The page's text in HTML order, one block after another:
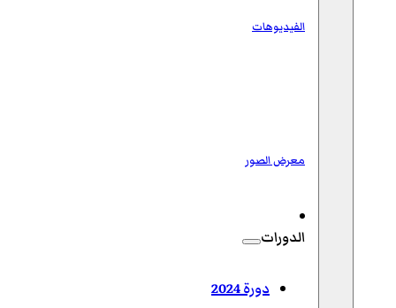
الفيديوهات
معرض الصور
الدورات
دورة 2024